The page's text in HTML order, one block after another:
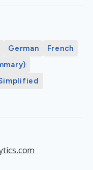
German
French